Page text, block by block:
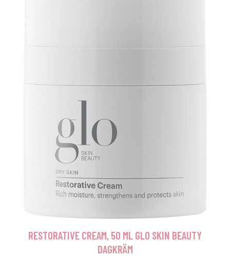
RESTORATIVE CREAM, 50 ML GLO SKIN BEAUTY
DAGKRÄM